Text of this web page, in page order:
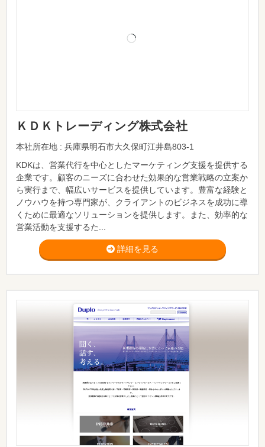
ＫＤＫトレーディング株式会社
本社所在地 : 兵庫県明石市大久保町江井島803-1
KDKは、営業代行を中心としたマーケティング支援を提供する
企業です。顧客のニーズに合わせた効果的な営業戦略の立案か
ら実行まで、幅広いサービスを提供しています。豊富な経験と
ノウハウを持つ専門家が、クライアントのビジネスを成功に導
くために最適なソリューションを提供します。また、効率的な
営業活動を支援するた...
詳細を見る